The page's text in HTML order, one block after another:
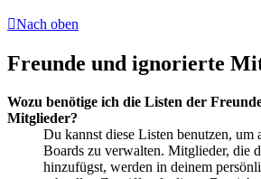
Nach oben
Freunde und ignorierte
Wozu benötige ich die Listen der
Mitglieder?
Du kannst diese Listen benutzen, um
Boards zu verwalten. Mitglieder, die
hinzufügst, werden in deinem